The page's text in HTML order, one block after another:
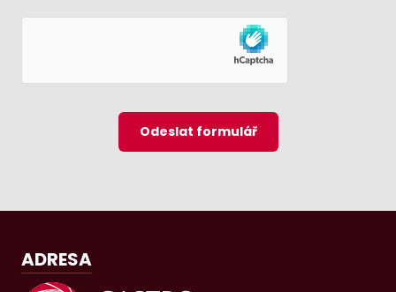
Odeslat formulář
ADRESA